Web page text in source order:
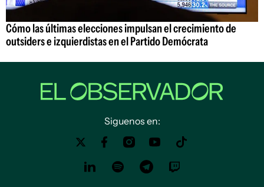
Cómo las últimas elecciones impulsan el crecimiento de
outsiders e izquierdistas en el Partido Demócrata
Siguenos en: